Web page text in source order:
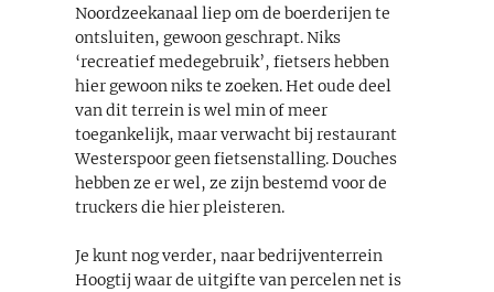
Noordzeekanaal liep om de boerderijen te
ontsluiten, gewoon geschrapt. Niks
‘recreatief medegebruik’, fietsers hebben
hier gewoon niks te zoeken. Het oude deel
van dit terrein is wel min of meer
toegankelijk, maar verwacht bij restaurant
Westerspoor geen fietsenstalling. Douches
hebben ze er wel, ze zijn bestemd voor de
truckers die hier pleisteren.
Je kunt nog verder, naar bedrijventerrein
Hoogtij waar de uitgifte van percelen net is